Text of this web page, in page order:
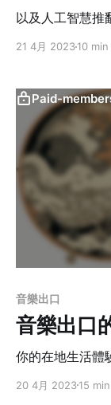
以及人工智慧推
21 4月 202310
Paid-
音樂出口
音樂出口
你的在地生活體
20 4月 202315